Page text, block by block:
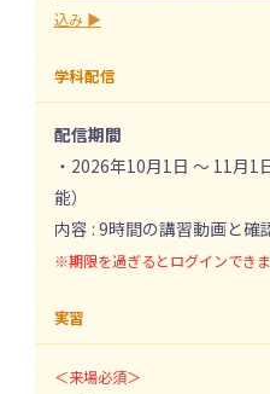
込み ▶
学科配信
配信期間
・2026年10月1日 〜 11月1
能）
内容 : 9時間の講習動画と確
※期限を過ぎるとログインできま
実習
＜来場必須＞